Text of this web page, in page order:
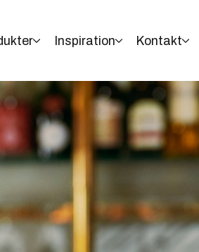
Inspiration Kontakt